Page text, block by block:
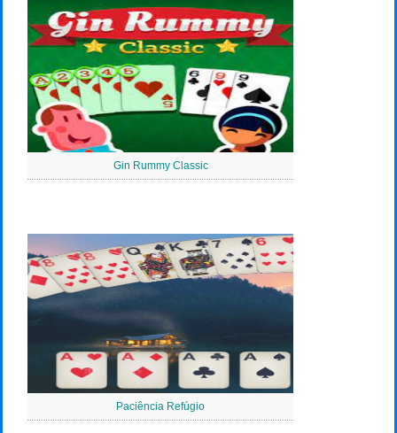
Gin Rummy Classic
Paciência Refúgio